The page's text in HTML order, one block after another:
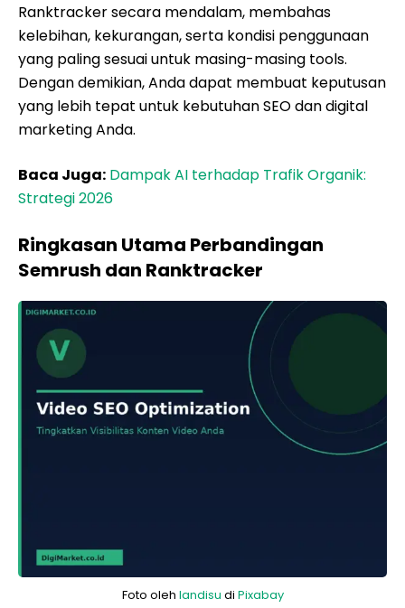
Ranktracker secara mendalam, membahas
kelebihan, kekurangan, serta kondisi penggunaan
yang paling sesuai untuk masing-masing tools.
Dengan demikian, Anda dapat membuat keputusan
yang lebih tepat untuk kebutuhan SEO dan digital
marketing Anda.
Baca Juga: Dampak AI terhadap Trafik Organik:
Strategi 2026
Ringkasan Utama Perbandingan
Semrush dan Ranktracker
Foto oleh landisu di Pixabay